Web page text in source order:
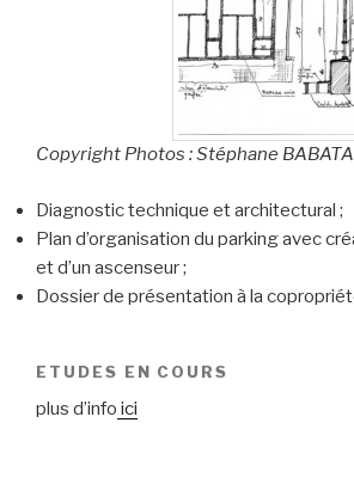
Copyright Photos : Stéphane
Diagnostic technique et architectural ;
Plan d’organisation du parking avec
et d’un ascenseur ;
Dossier de présentation à la
ETUDES EN COURS
plus d’info ici